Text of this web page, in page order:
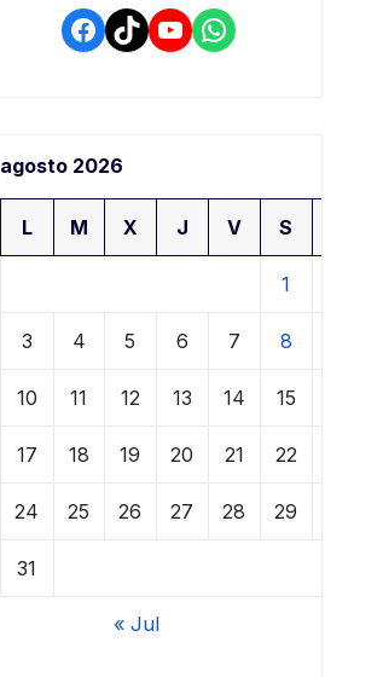
Facebook
TikTokYouTube
WhatsApp
agosto 2026
L M X J V S
1
3 4 5 6 7 8
10 11 12 13 14 15
17 18 19 20 21 22
24 25 26 27 28 29
31
« Jul